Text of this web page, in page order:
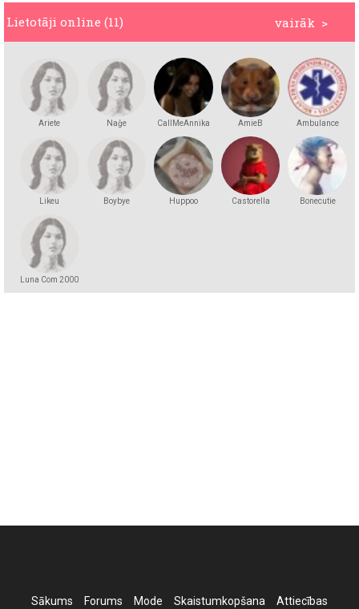
vairāk >
Lietotāji online (11)
Ariete Naģe CallMeAnnika AmieB Ambulance
Likeu Boybye Huppoo Castorella Bonecutie
Luna Com 2000
Sākums Forums Mode Skaistumkopšana Attiecības